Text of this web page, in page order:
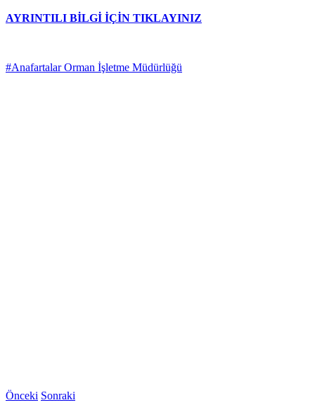
AYRINTILI BİLGİ İÇİN TIKLAYINIZ
#Anafartalar Orman İşletme Müdürlüğü
Önceki Sonraki